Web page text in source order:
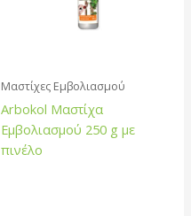
Μαστίχες Εμβολιασμού
Arbokol Μαστίχα
Εμβολιασμού 250 g με
πινέλο